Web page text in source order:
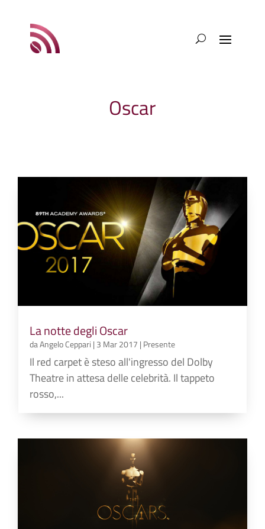
Oscar
La notte degli Oscar
daAngelo Ceppari | 3 Mar 2017 | Presente
Il red carpet è steso all'ingresso del Dolby
Theatre in attesa delle celebrità. Il tappeto
rosso,...